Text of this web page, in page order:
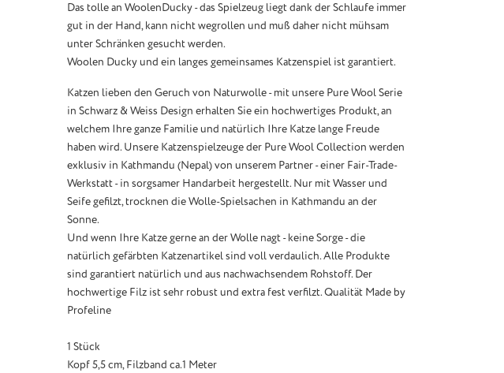
Das tolle an WoolenDucky - das Spielzeug liegt dank der Schlaufe immer
gut in der Hand, kann nicht wegrollen und muß daher nicht mühsam
unter Schränken gesucht werden.
Woolen Ducky und ein langes gemeinsames Katzenspiel ist garantiert.
Katzen lieben den Geruch von Naturwolle - mit unsere Pure Wool Serie
in Schwarz & Weiss Design erhalten Sie ein hochwertiges Produkt, an
welchem Ihre ganze Familie und natürlich Ihre Katze lange Freude
haben wird. Unsere Katzenspielzeuge der Pure Wool Collection werden
exklusiv in Kathmandu (Nepal) von unserem Partner - einer Fair-Trade-
Werkstatt - in sorgsamer Handarbeit hergestellt. Nur mit Wasser und
Seife gefilzt, trocknen die Wolle-Spielsachen in Kathmandu an der
Sonne.
Und wenn Ihre Katze gerne an der Wolle nagt - keine Sorge - die
natürlich gefärbten Katzenartikel sind voll verdaulich. Alle Produkte
sind garantiert natürlich und aus nachwachsendem Rohstoff. Der
hochwertige Filz ist sehr robust und extra fest verfilzt. Qualität Made by
Profeline
1 Stück
Kopf 5,5 cm, Filzband ca.1 Meter